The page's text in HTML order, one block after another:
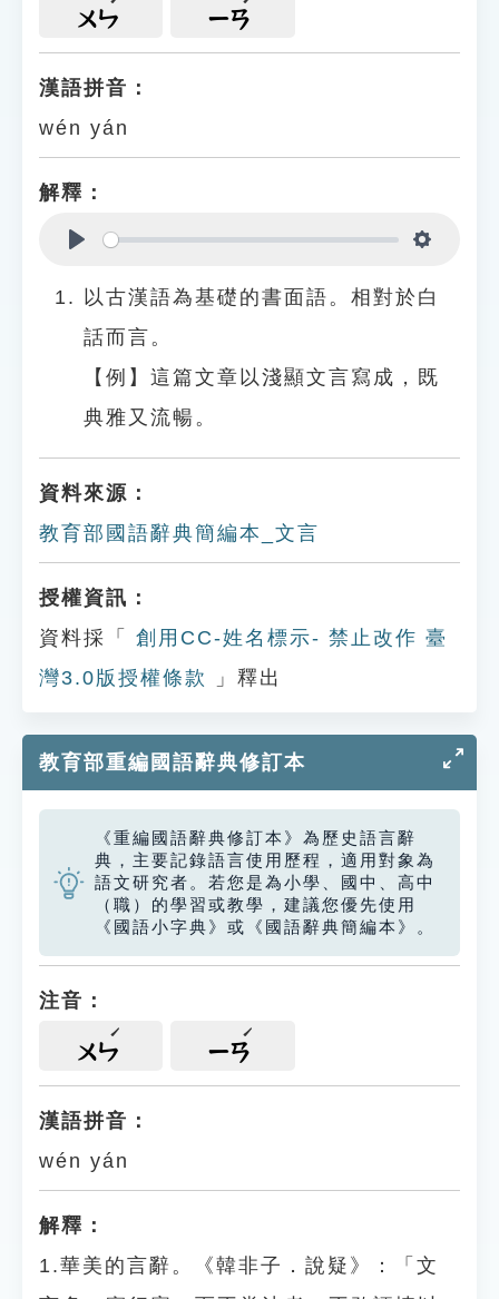
遊戲專區
貓頭鷹博士
ㄨㄣ ㄧㄢ
漢語拼音：
wén yán
解釋：
以古漢語為基礎的書面語。相對於白
話而言。
【例】這篇文章以淺顯文言寫成，既
典雅又流暢。
資料來源：
教育部國語辭典簡編本_文言
授權資訊：
資料採「
創用CC-姓名標示- 禁止改作 臺
灣3.0版授權條款
」釋出
教育部重編國語辭典修訂本
《重編國語辭典修訂本》為歷史語言辭
典，主要記錄語言使用歷程，適用對象為
語文研究者。若您是為小學、國中、高中
（職）的學習或教學，建議您優先使用
《國語小字典》或《國語辭典簡編本》。
注音：
ㄨㄣ ㄧㄢ
漢語拼音：
wén yán
解釋：
1.華美的言辭。《韓非子．說疑》：「文